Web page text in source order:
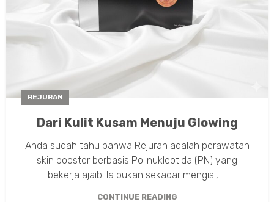
REJURAN
Dari Kulit Kusam Menuju Glowing
Anda sudah tahu bahwa Rejuran adalah perawatan
skin booster berbasis Polinukleotida (PN) yang
bekerja ajaib. Ia bukan sekadar mengisi, ...
CONTINUE READING